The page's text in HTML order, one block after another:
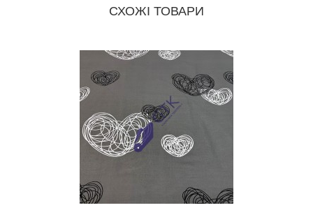
СХОЖІ ТОВАРИ